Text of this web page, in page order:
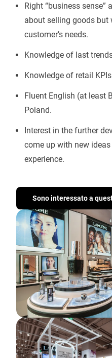
Right “business
about selling goods but
customer’s needs.
Knowledge of last
Knowledge of retail
Fluent English (at least
Poland.
Interest in the further
come up with new
experience.
Sono interessato a